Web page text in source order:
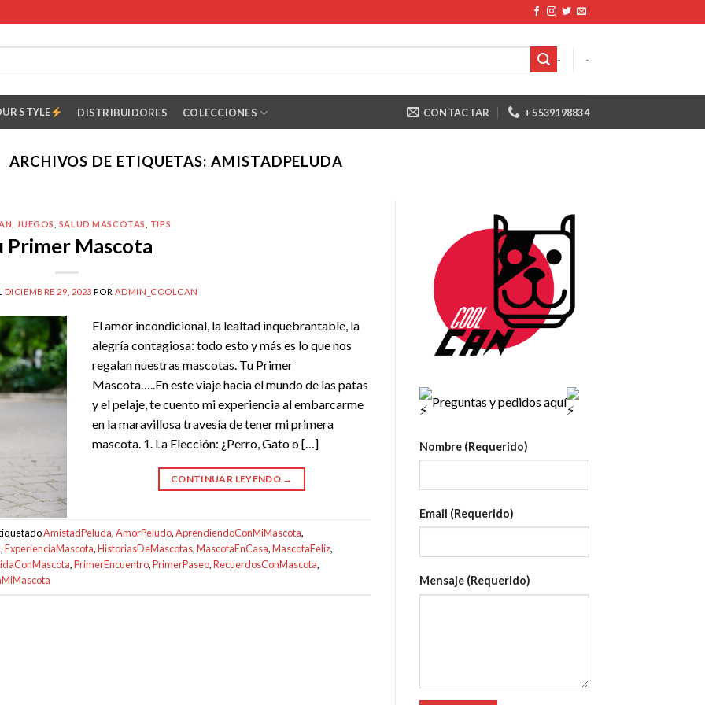
- -
STYLE DISTRIBUIDORES COLECCIONES CONTACTAR + 5539198834
ARCHIVOS DE ETIQUETAS:AMISTADPELUDA
JUEGOS SALUD MASCOTAS TIPS
Primer Mascota
DICIEMBRE 29, 2023 POR ADMIN_COOLCAN
El amor incondicional, la lealtad inquebrantable, la
alegría contagiosa: todo esto y más es lo que nos
regalan nuestras mascotas. Tu Primer
Mascota…..En este viaje hacia el mundo de las patas
y el pelaje, te cuento mi experiencia al embarcarme
en la maravillosa travesía de tener mi primera
mascota. 1. La Elección: ¿Perro, Gato o […]
CONTINUAR LEYENDO →
AmistadPeluda,AmorPeludo,AprendiendoConMiMascota,
,ExperienciaMascota,HistoriasDeMascotas,MascotaEnCasa,MascotaFeliz,
,PrimerEncuentro,PrimerPaseo,RecuerdosConMascota,
Preguntas y pedidos aquí
Nombre (Requerido)
Email (Requerido)
Mensaje (Requerido)